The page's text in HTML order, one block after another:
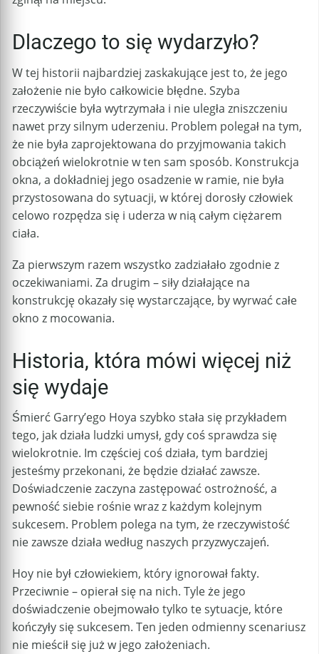
Dlaczego to się wydarzyło?
W tej historii najbardziej zaskakujące jest to, że jego
założenie nie było całkowicie błędne. Szyba
rzeczywiście była wytrzymała i nie uległa zniszczeniu
nawet przy silnym uderzeniu. Problem polegał na tym,
że nie była zaprojektowana do przyjmowania takich
obciążeń wielokrotnie w ten sam sposób. Konstrukcja
okna, a dokładniej jego osadzenie w ramie, nie była
przystosowana do sytuacji, w której dorosły człowiek
celowo rozpędza się i uderza w nią całym ciężarem
ciała.
Za pierwszym razem wszystko zadziałało zgodnie z
oczekiwaniami. Za drugim – siły działające na
konstrukcję okazały się wystarczające, by wyrwać całe
okno z mocowania.
Historia, która mówi więcej niż
się wydaje
Śmierć Garry’ego Hoya szybko stała się przykładem
tego, jak działa ludzki umysł, gdy coś sprawdza się
wielokrotnie. Im częściej coś działa, tym bardziej
jesteśmy przekonani, że będzie działać zawsze.
Doświadczenie zaczyna zastępować ostrożność, a
pewność siebie rośnie wraz z każdym kolejnym
sukcesem. Problem polega na tym, że rzeczywistość
nie zawsze działa według naszych przyzwyczajeń.
Hoy nie był człowiekiem, który ignorował fakty.
Przeciwnie – opierał się na nich. Tyle że jego
doświadczenie obejmowało tylko te sytuacje, które
kończyły się sukcesem. Ten jeden odmienny scenariusz
nie mieścił się już w jego założeniach.